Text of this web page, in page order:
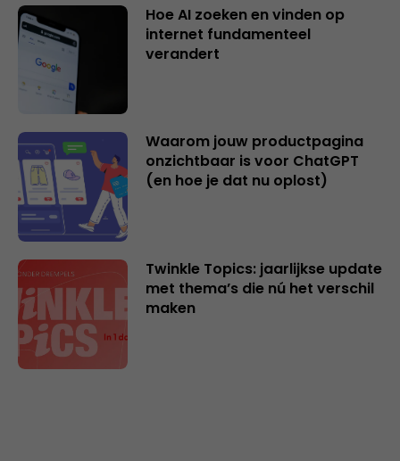
Hoe AI zoeken en vinden op
internet fundamenteel
verandert
Waarom jouw productpagina
onzichtbaar is voor ChatGPT
(en hoe je dat nu oplost)
Twinkle Topics: jaarlijkse update
met thema’s die nú het verschil
maken